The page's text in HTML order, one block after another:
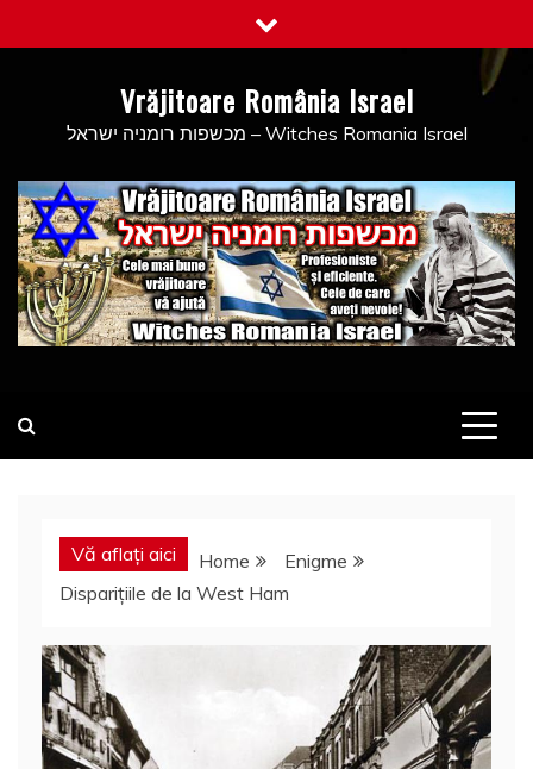
to
Vrăjitoare România Israel
מכשפות רומניה ישראל – Witches Romania Israel
Vă aflați aici Home
Enigme
Disparițiile de la West Ham